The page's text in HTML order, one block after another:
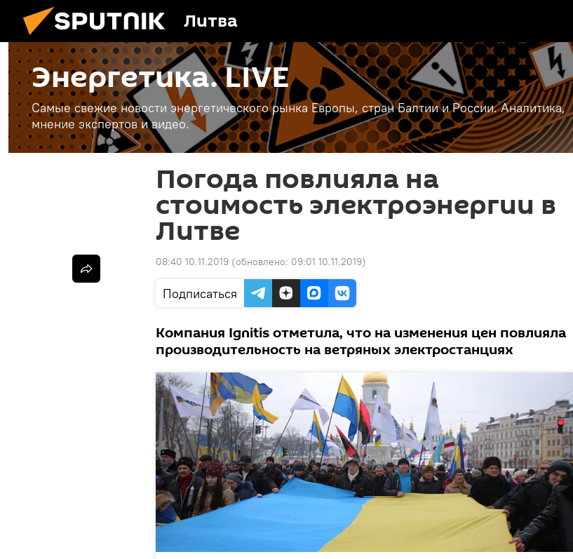
Литва
Энергетика. LIVE
Самые свежие новости энергетического рынка Европы, стран Балтии и России. Аналитика,
мнение экспертов и видео.
Погода повлияла на
стоимость электроэнергии в
Литве
08:40 10.11.2019 (обновлено: 09:01 10.11.2019)
Подписаться
Компания Ignitis отметила, что на изменения цен повлияла
производительность на ветряных электростанциях